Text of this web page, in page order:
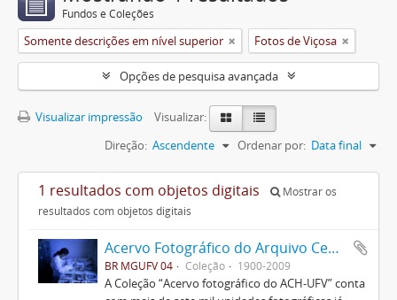
Fundos e Coleções
Somente descrições em nível superior Fotos de Viçosa
Opções de pesquisa avançada
Visualizar impressão
Visualizar:
Ordenar por: Data final
Direção: Ascendente
1 resultados com objetos digitais
Mostrar os
resultados com objetos digitais
Acervo Fotográfico do Arquivo Central Histórico da UFV
BR MGUFV 04 Coleção 1900-2009
A Coleção “Acervo fotográfico do ACH-UFV” conta